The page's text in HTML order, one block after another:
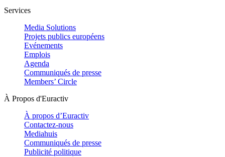
Services
Media Solutions
Projets publics européens
Evénements
Emplois
Agenda
Communiqués de presse
Members’ Circle
À Propos d'Euractiv
À propos d’Euractiv
Contactez-nous
Mediahuis
Communiqués de presse
Publicité politique